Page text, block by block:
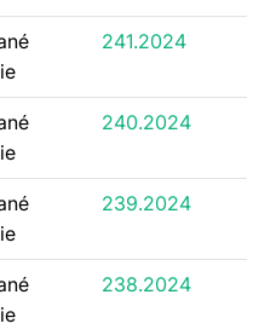
241.2024
240.2024
239.2024
238.2024